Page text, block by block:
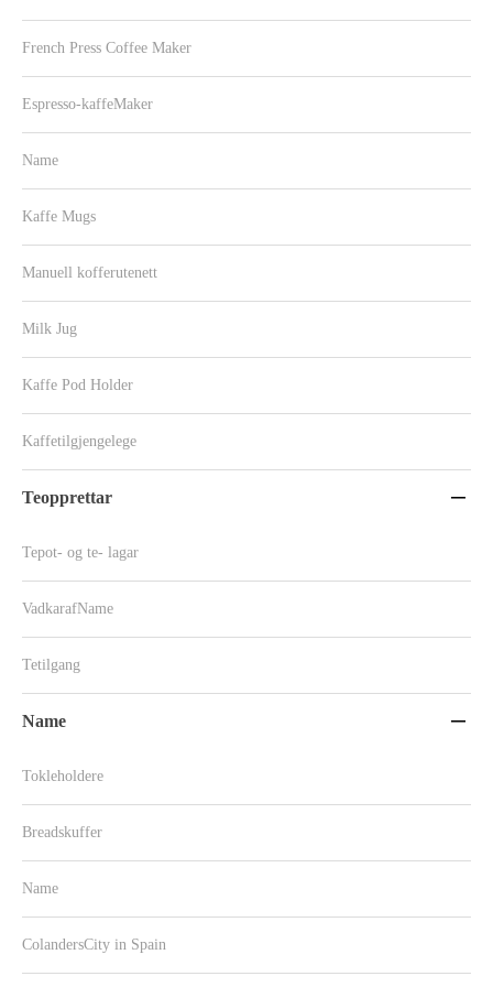
French Press Coffee Maker
Espresso-kaffeMaker
Name
Kaffe Mugs
Manuell kofferutenett
Milk Jug
Kaffe Pod Holder
Kaffetilgjengelege
Teopprettar 
Tepot- og te- lagar
VadkarafName
Tetilgang
Name 
Tokleholdere
Breadskuffer
Name
ColandersCity in Spain